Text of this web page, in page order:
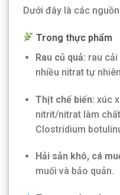
Dưới đây là các
Trong thực phẩm
Rau củ quả: rau cải
nhiều nitrat tự
Thịt chế biến: xúc
nitrit/nitrat làm
Clostridium
Hải sản khô, cá
muối và bảo quản.